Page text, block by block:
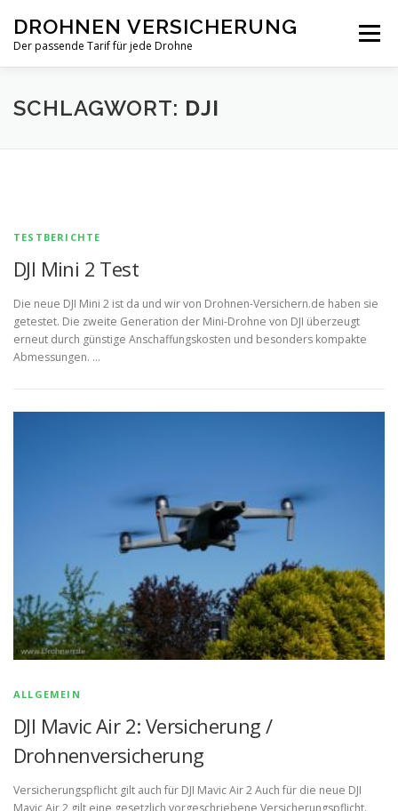
Inhalt
springen
DROHNEN VERSICHERUNG
Der passende Tarif für jede Drohne
Menü
TARIF-VERGLEICH PRIVAT
SCHLAGWORT: DJI
TESTBERICHTE
DJI Mini 2 Test
Die neue DJI Mini 2 ist da und wir von Drohnen-Versichern.de haben sie
getestet. Die zweite Generation der Mini-Drohne von DJI überzeugt
erneut durch günstige Anschaffungskosten und besonders kompakte
Abmessungen. …
ALLGEMEIN
DJI Mavic Air 2: Versicherung /
Drohnenversicherung
Versicherungspflicht gilt auch für DJI Mavic Air 2 Auch für die neue DJI
Mavic Air 2 gilt eine gesetzlich vorgeschriebene Versicherungspflicht.